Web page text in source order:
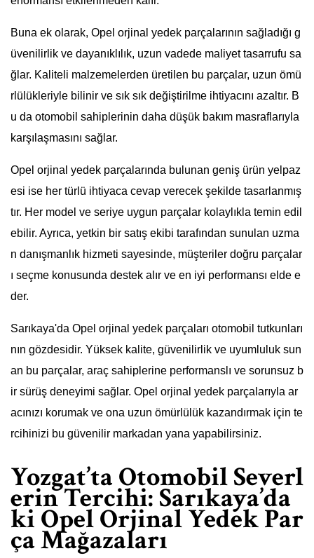
Buna ek olarak, Opel orjinal yedek parçalarının sağladığı g
üvenilirlik ve dayanıklılık, uzun vadede maliyet tasarrufu sa
ğlar. Kaliteli malzemelerden üretilen bu parçalar, uzun ömü
rlülükleriyle bilinir ve sık sık değiştirilme ihtiyacını azaltır. B
u da otomobil sahiplerinin daha düşük bakım masraflarıyla
karşılaşmasını sağlar.
Opel orjinal yedek parçalarında bulunan geniş ürün yelpaz
esi ise her türlü ihtiyaca cevap verecek şekilde tasarlanmış
tır. Her model ve seriye uygun parçalar kolaylıkla temin edil
ebilir. Ayrıca, yetkin bir satış ekibi tarafından sunulan uzma
n danışmanlık hizmeti sayesinde, müşteriler doğru parçalar
ı seçme konusunda destek alır ve en iyi performansı elde e
der.
Sarıkaya'da Opel orjinal yedek parçaları otomobil tutkunları
nın gözdesidir. Yüksek kalite, güvenilirlik ve uyumluluk sun
an bu parçalar, araç sahiplerine performanslı ve sorunsuz b
ir sürüş deneyimi sağlar. Opel orjinal yedek parçalarıyla ar
acınızı korumak ve ona uzun ömürlülük kazandırmak için te
rcihinizi bu güvenilir markadan yana yapabilirsiniz.
Yozgat’ta Otomobil Severl
erin Tercihi: Sarıkaya’da
ki Opel Orjinal Yedek Par
ça Mağazaları